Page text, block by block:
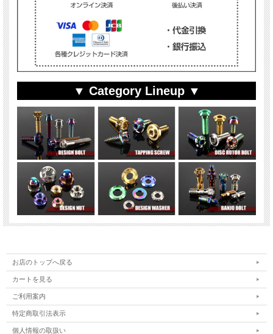
▼ Category Lineup ▼
お店のトップへ戻る
カートを見る
ご利用案内
特定商取引法表示
個人情報の取扱い